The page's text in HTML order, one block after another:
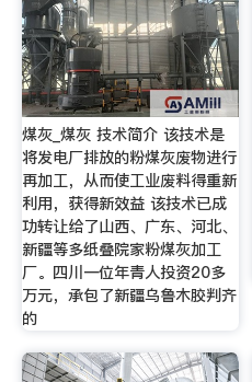
煤灰_煤灰 技术简介 该技术是
将发电厂排放的粉煤灰废物进行
再加工，从而使工业废料得重新
利用，获得新效益 该技术已成
功转让给了山西、广东、河北、
新疆等多纸叠院家粉煤灰加工
厂。四川一位年青人投资20多
万元，承包了新疆乌鲁木胶判齐
的